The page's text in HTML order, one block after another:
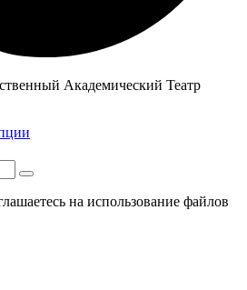
Академический Театр
на использование файлов